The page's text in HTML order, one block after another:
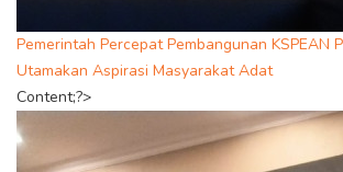
Pemerintah Percepat Pembangunan KSPEAN
Utamakan Aspirasi Masyarakat Adat
Content;?>